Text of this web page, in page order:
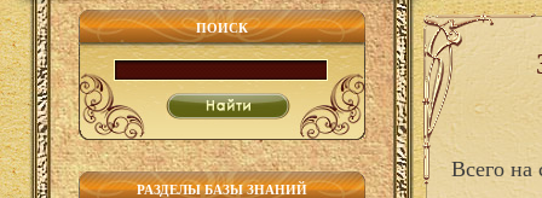
ПОИСК
РАЗДЕЛЫ БАЗЫ ЗНАНИЙ
Всего на